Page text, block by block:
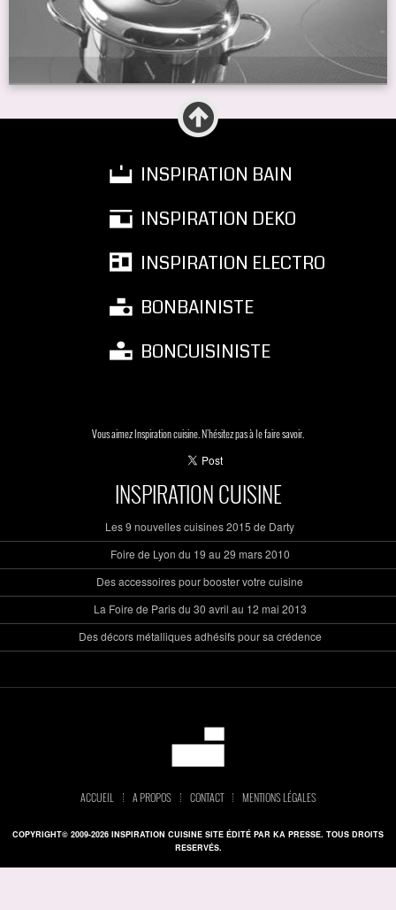
INSPIRATION BAIN
INSPIRATION DEKO
INSPIRATION ELECTRO
BONBAINISTE
BONCUISINISTE
Vous aimez Inspiration cuisine. N'hésitez pas à le faire savoir.
INSPIRATION CUISINE
Les 9 nouvelles cuisines 2015 de Darty
Foire de Lyon du 19 au 29 mars 2010
Des accessoires pour booster votre cuisine
La Foire de Paris du 30 avril au 12 mai 2013
Des décors métalliques adhésifs pour sa crédence
ACCUEIL A PROPOS CONTACT MENTIONS LÉGALES
COPYRIGHT© 2009-2026 INSPIRATION CUISINE SITE ÉDITÉ PAR KA PRESSE. TOUS DROITS
RESERVÉS.